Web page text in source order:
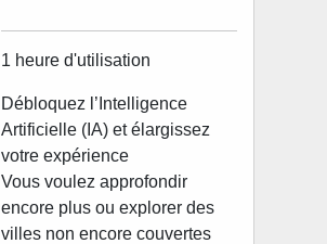
1 heure d'utilisation
Débloquez l’Intelligence
Artificielle (IA) et élargissez
votre expérience
Vous voulez approfondir
encore plus ou explorer des
villes non encore couvertes